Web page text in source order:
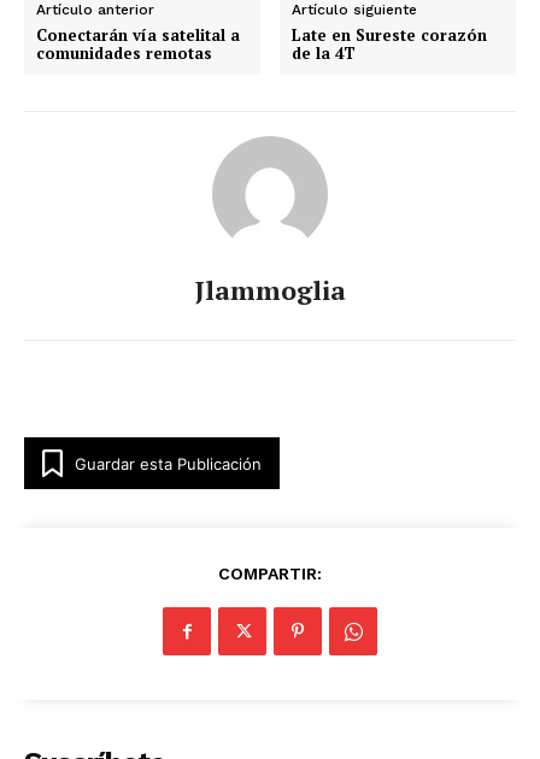
Artículo anterior
Conectarán vía satelital a
comunidades remotas
Artículo siguiente
Late en Sureste corazón
de la 4T
Jlammoglia
Guardar esta Publicación
COMPARTIR: